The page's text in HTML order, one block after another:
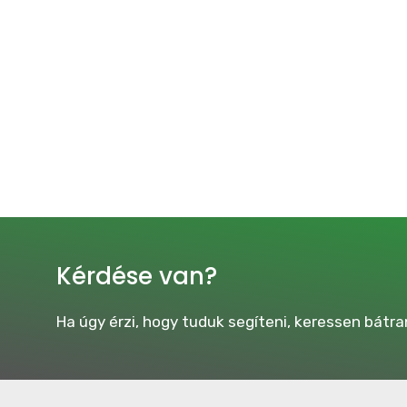
Kérdése van?
Ha úgy érzi, hogy tuduk segíteni, keressen